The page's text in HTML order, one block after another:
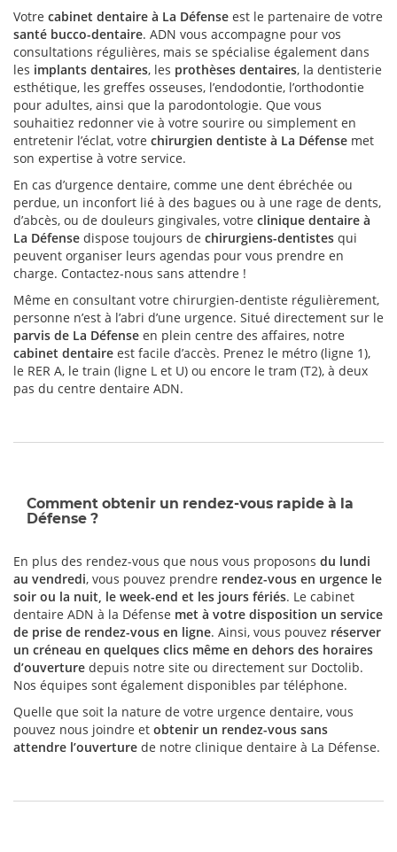
Votre cabinet dentaire à La Défense est le partenaire de votre
santé bucco-dentaire. ADN vous accompagne pour vos
consultations régulières, mais se spécialise également dans
les implants dentaires, les prothèses dentaires, la dentisterie
esthétique, les greffes osseuses, l’endodontie, l’orthodontie
pour adultes, ainsi que la parodontologie. Que vous
souhaitiez redonner vie à votre sourire ou simplement en
entretenir l’éclat, votre chirurgien dentiste à La Défense met
son expertise à votre service.
En cas d’urgence dentaire, comme une dent ébréchée ou
perdue, un inconfort lié à des bagues ou à une rage de dents,
d’abcès, ou de douleurs gingivales, votre clinique dentaire à
La Défense dispose toujours de chirurgiens-dentistes qui
peuvent organiser leurs agendas pour vous prendre en
charge. Contactez-nous sans attendre !
Même en consultant votre chirurgien-dentiste régulièrement,
personne n’est à l’abri d’une urgence. Situé directement sur le
parvis de La Défense en plein centre des affaires, notre
cabinet dentaire est facile d’accès. Prenez le métro (ligne 1),
le RER A, le train (ligne L et U) ou encore le tram (T2), à deux
pas du centre dentaire ADN.
Comment obtenir un rendez-vous rapide à la
Défense ?
En plus des rendez-vous que nous vous proposons du lundi
au vendredi, vous pouvez prendre rendez-vous en urgence le
soir ou la nuit, le week-end et les jours fériés. Le cabinet
dentaire ADN à la Défense met à votre disposition un service
de prise de rendez-vous en ligne. Ainsi, vous pouvez réserver
un créneau en quelques clics même en dehors des horaires
d’ouverture depuis notre site ou directement sur Doctolib.
Nos équipes sont également disponibles par téléphone.
Quelle que soit la nature de votre urgence dentaire, vous
pouvez nous joindre et obtenir un rendez-vous sans
attendre l’ouverture de notre clinique dentaire à La Défense.